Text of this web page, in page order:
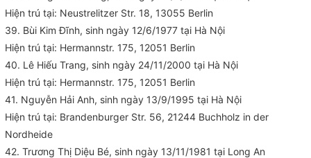
Hiện trú tại: Neustrelitzer Str. 18, 13055 Berlin
39. Bùi Kim Đĩnh, sinh ngày 12/6/1977 tại Hà Nội
Hiện trú tại: Hermannstr. 175, 12051 Berlin
40. Lê Hiếu Trang, sinh ngày 24/11/2000 tại Hà Nội
Hiện trú tại: Hermannstr. 175, 12051 Berlin
41. Nguyễn Hải Anh, sinh ngày 13/9/1995 tại Hà Nội
Hiện trú tại: Brandenburger Str. 56, 21244 Buchholz in der
Nordheide
42. Trương Thị Diệu Bé, sinh ngày 13/11/1981 tại Long An